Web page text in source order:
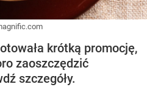
krótką promocję,
zaoszczędzić
szczegóły.